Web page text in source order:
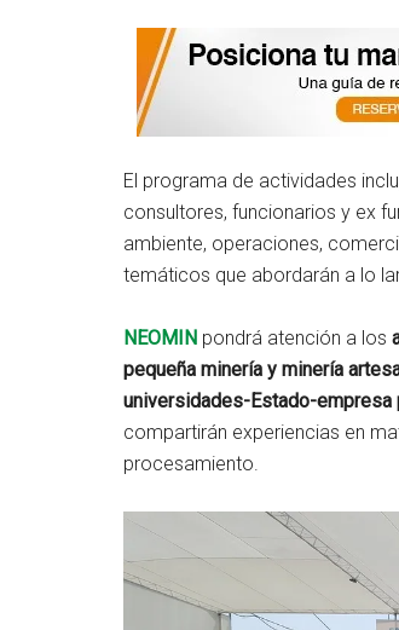
El programa de actividades
consultores, funcionarios y ex
ambiente, operaciones,
temáticos que abordarán a lo
NEOMIN pondrá atención a los
pequeña minería y minería
universidades-Estado-empresa
compartirán experiencias en
procesamiento.